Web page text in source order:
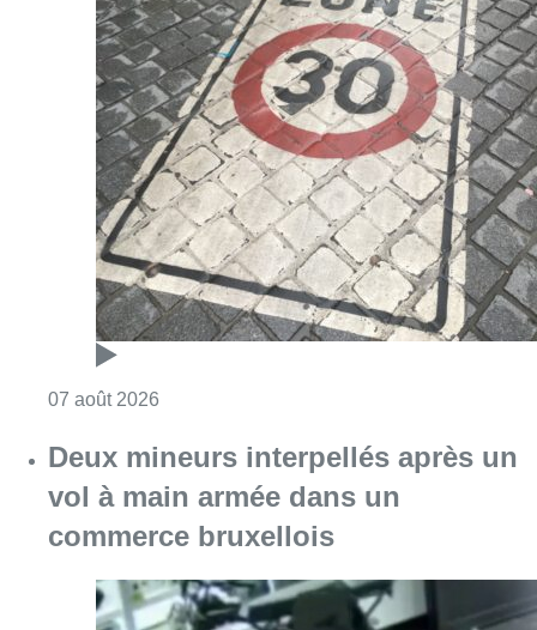
07 août 2026
Deux mineurs interpellés après un
vol à main armée dans un
commerce bruxellois